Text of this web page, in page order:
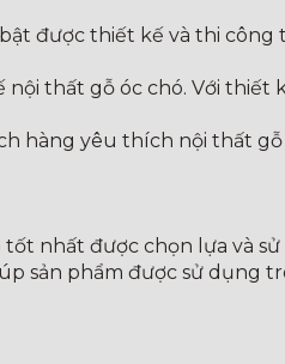
được thiết kế và thi công
thất gỗ óc chó. Với thiết
hàng yêu thích nội thất gỗ
nhất được chọn lựa và
sản phẩm được sử